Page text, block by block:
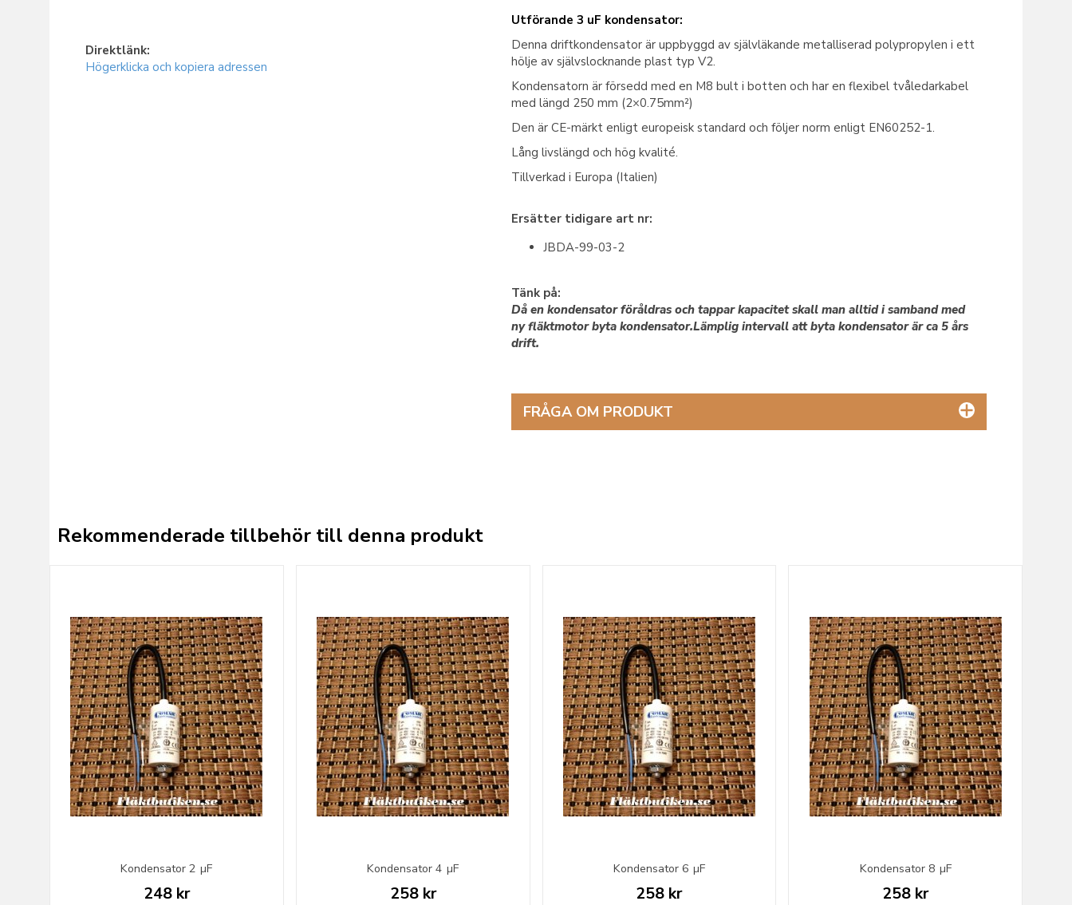
Utförande 3 uF kondensator:
Denna driftkondensator är uppbyggd av självläkande metalliserad polypropylen i ett
hölje av självslocknande plast typ V2.
Kondensatorn är försedd med en M8 bult i botten och har en flexibel tvåledarkabel
med längd 250 mm (2×0.75mm²)
Den är CE-märkt enligt europeisk standard och följer norm enligt EN60252-1.
Lång livslängd och hög kvalité.
Tillverkad i Europa (Italien)
Ersätter tidigare art nr:
JBDA-99-03-2
Tänk på:
Då en kondensator föråldras och tappar kapacitet skall man alltid i samband med
ny fläktmotor byta kondensator.Lämplig intervall att byta kondensator är ca 5 års
drift.
FRÅGA OM PRODUKT
Direktlänk:
Högerklicka och kopiera adressen
Rekommenderade tillbehör till denna produkt
Kondensator 2 µF
248 kr
Kondensator 4 µF
258 kr
Kondensator 6 µF
258 kr
Kondensator 8 µF
258 kr